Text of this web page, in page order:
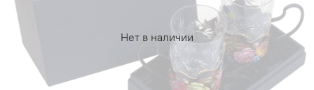
Нет в наличии